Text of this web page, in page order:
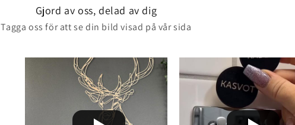
Gjord av oss, delad av dig
Tagga oss för att se din bild visad på vår sida